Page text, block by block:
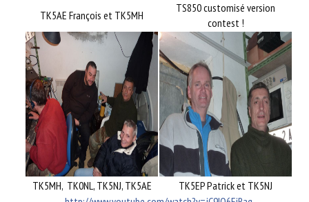
TK5AE François et TK5MH
TS850 customisé version
contest !
TK5MH, TK0NL, TK5NJ, TK5AE
TK5EP Patrick et TK5NJ